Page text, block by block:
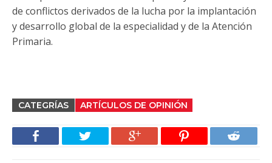
de conflictos derivados de la lucha por la implantación
y desarrollo global de la especialidad y de la Atención
Primaria.
CATEGRÍAS ARTÍCULOS DE OPINIÓN